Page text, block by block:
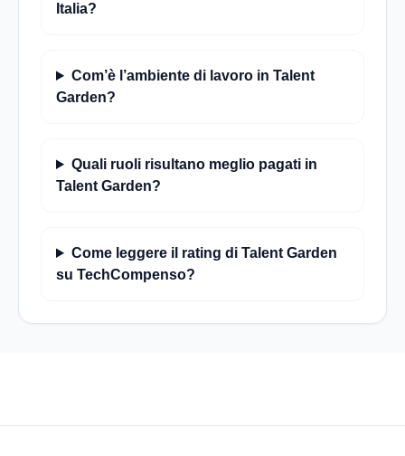
Italia?
Com’è l’ambiente di lavoro in Talent
Garden?
Quali ruoli risultano meglio pagati in
Talent Garden?
Come leggere il rating di Talent Garden
su TechCompenso?